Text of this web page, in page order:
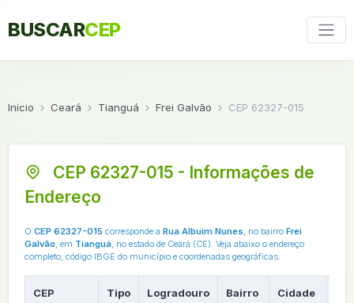
BUSCARCEP
Início Ceará Tianguá Frei Galvão CEP 62327-015
CEP 62327-015 - Informações de
Endereço
O CEP 62327-015 corresponde a Rua Albuim Nunes, no bairro Frei
Galvão, em Tianguá, no estado de Ceará (CE). Veja abaixo o endereço
completo, código IBGE do município e coordenadas geográficas.
CEP Tipo Logradouro Bairro Cidade